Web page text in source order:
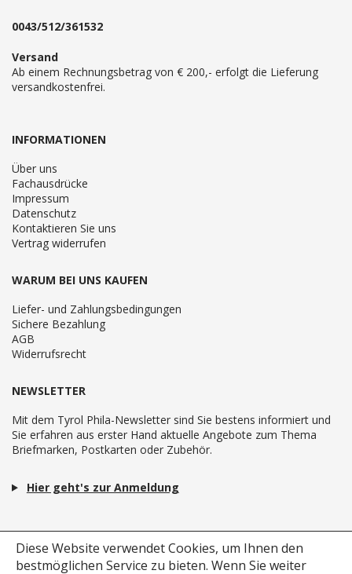
Diese Website verwendet Cookies, um Ihnen den
bestmöglichen Service zu bieten. Wenn Sie weiter
0043/512/361532
Versand
Ab einem Rechnungsbetrag von € 200,- erfolgt die Lieferung
versandkostenfrei.
INFORMATIONEN
Über uns
Fachausdrücke
Impressum
Datenschutz
Kontaktieren Sie uns
Vertrag widerrufen
WARUM BEI UNS KAUFEN
Liefer- und Zahlungsbedingungen
Sichere Bezahlung
AGB
Widerrufsrecht
NEWSLETTER
Mit dem Tyrol Phila-Newsletter sind Sie bestens informiert und
Sie erfahren aus erster Hand aktuelle Angebote zum Thema
Briefmarken, Postkarten oder Zubehör.
Hier geht's zur Anmeldung